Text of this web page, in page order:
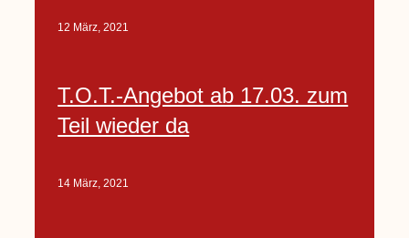
12 März, 2021
T.O.T.-Angebot ab 17.03. zum
Teil wieder da
14 März, 2021